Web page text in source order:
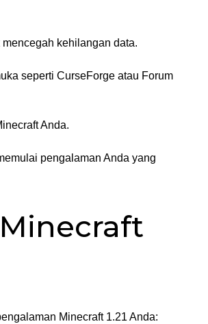
kehilangan data.
seperti CurseForge atau Forum
Anda.
pengalaman Anda yang
Minecraft 1.21 Anda: